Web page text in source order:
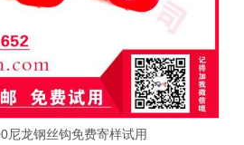
尼龙钢丝钩免费寄样试用